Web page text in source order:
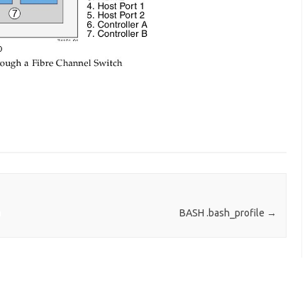
BASH .bash_profile →